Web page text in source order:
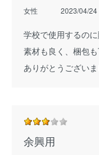
女性 2023/04/24
学校で使用するのに
素材も良く、梱包
ありがとうございま
余興用